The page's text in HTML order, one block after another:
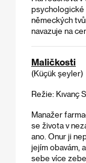
psychologické
německých
navazuje na
Maličkosti
(Küçük şeyler)
Režie: Kıvanç
Manažer
se života v
ano. Onur ji
jejím obavám,
sebe více